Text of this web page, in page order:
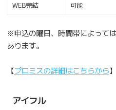
WEB完結 可能
※申込の曜日、時間帯によって
あります。
【プロミスの詳細はこちらから】
アイフル